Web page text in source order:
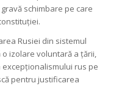
schimbare pe care
Rusiei din sistemul
izolare voluntară a țării,
rus pe
pentru justificarea